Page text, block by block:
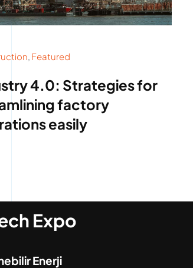
, Featured
4.0: Strategies for
factory
easily
Expo
Enerji